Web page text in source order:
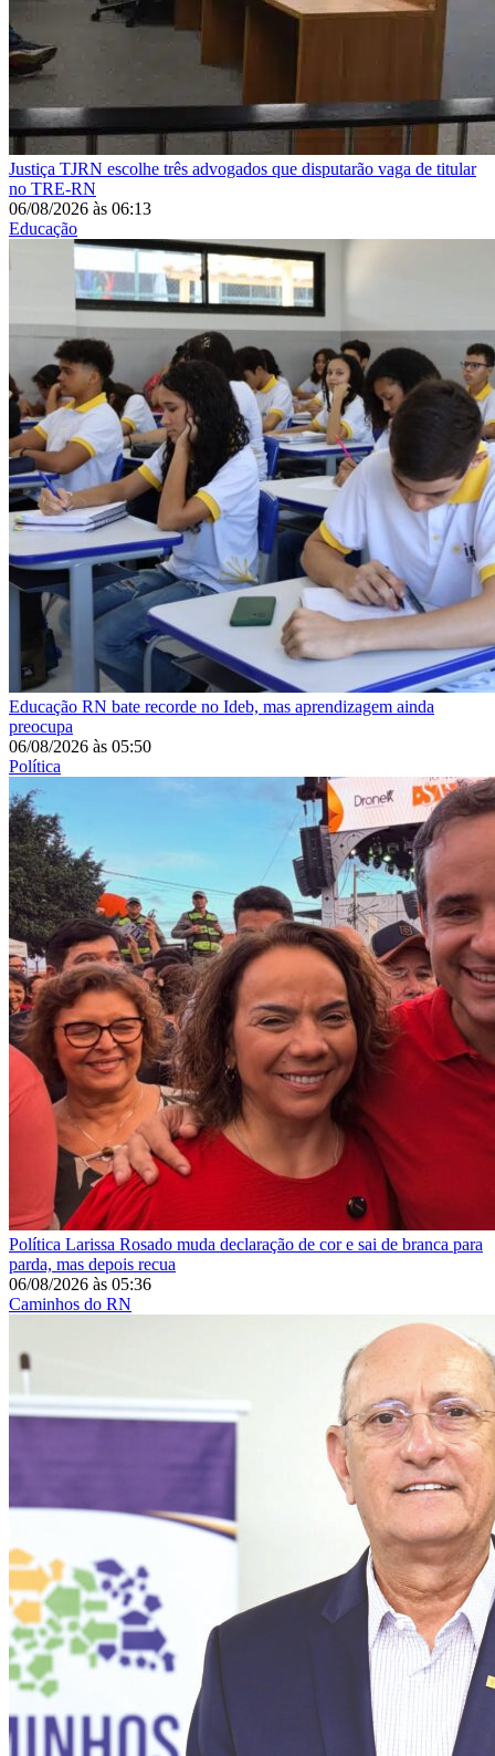
Justiça TJRN escolhe três advogados que disputarão vaga de titular
no TRE-RN
06/08/2026 às 06:13
Educação
Educação RN bate recorde no Ideb, mas aprendizagem ainda
preocupa
06/08/2026 às 05:50
Política
Política Larissa Rosado muda declaração de cor e sai de branca para
parda, mas depois recua
06/08/2026 às 05:36
Caminhos do RN